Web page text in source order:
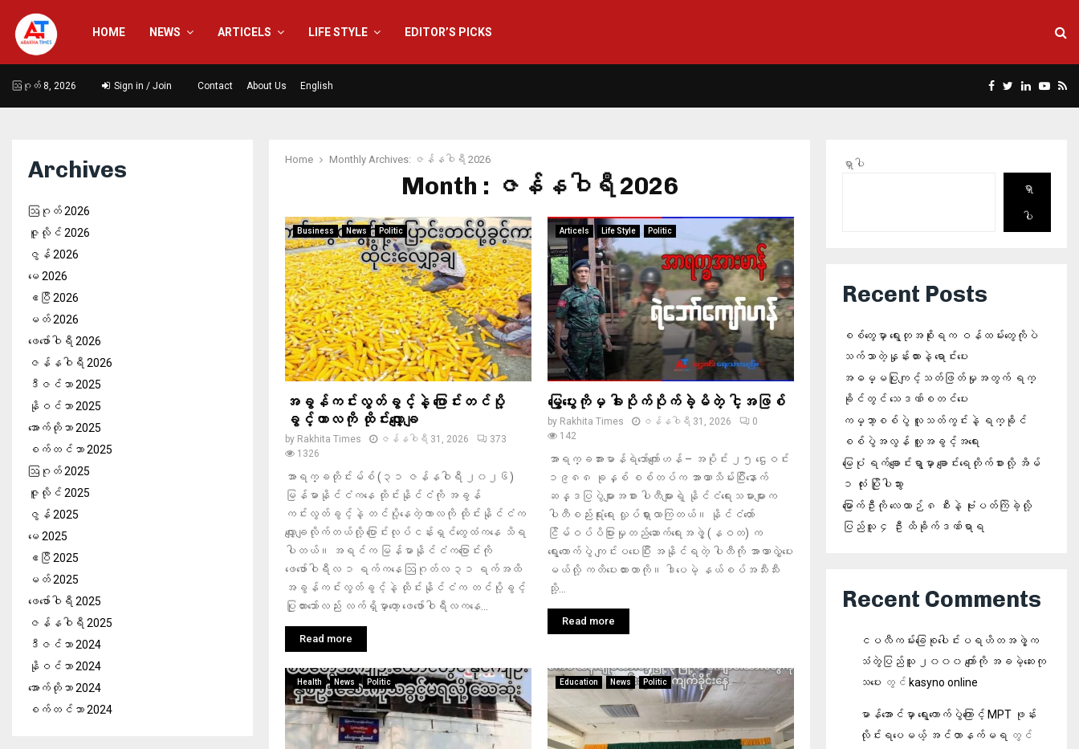
HOME NEWS ARTICELS LIFE STYLE EDITOR’S PICKS
ဩဂုတ် 8, 2026 Sign in / Join Contact About Us English Facebook
Twitter
Linkedin
Home Monthly Archives: ဇန်နဝါရီ 2026
Month : ဇန်နဝါရီ 2026
Business News Politic
အခွန်ကင်းလွတ်ခွင့်နဲ့ ပြောင်းတင်ပို့
ခွင့်ကာလကို ထိုင်းလျှော့ချ
by Rakhita Times ဇန်နဝါရီ 31, 2026
373
1326
အာရက္ခတိုင်းမ်စ် (၃၁ ဇန်နဝါရီ ၂၀၂၆)
မြန်မာနိုင်ငံကနေ ထိုင်းနိုင်ငံကို အခွန်
ကင်းလွတ်ခွင့်နဲ့ တင်ပို့နေတဲ့ကာလကို ထိုင်းနိုင်ငံက
လျှော့ချလိုက်တယ်လို့ ပြောင်းလုပ်ငန်းရှင်တွေထံကနေ သိရ
ပါတယ်။ အရင်က မြန်မာနိုင်ငံကပြောင်းကို
ဖေဖော်ဝါရီလ ၁ ရက်ကနေ ဩဂုတ်လ ၃၁ ရက်အထိ
အခွန်ကင်းလွတ်ခွင့်နဲ့ ထိုင်းနိုင်ငံက တင်ပို့ခွင့်
ပြုထားသော်လည်း လက်ရှိမှာတော့ ဖေဖော်ဝါရီလကနေ...
Read more
Articels Life Style Politic
မြွေပွေးကိုမှ ခါးပိုက်ပိုက်ခဲ့မိတဲ့ ငါ့အဖြစ်
by Rakhita Times ဇန်နဝါရီ 31, 2026
0
142
အာရက္ခအားမာန်ရဲဘော်ကျော်ဟန် – အပိုင်း ၂၅ ဌေးဝင်း
၁၉၈၈ ခုနှစ် စစ်တပ်က အာဏာသိမ်းပြီးနောက်
ဆန္ဒပြပွဲများအစား ပါတီများရဲ့ နိုင်ငံရေးသမားများက
ပါတီစည်းရုံးရေး လှုပ်ရှားလာကြတယ်။ နိုင်ငံတော်
ငြိမ်ဝပ်ပိပြားမှုတည်ဆောက်ရေးအဖွဲ့ (နဝတ) က
ရွေးကောက်ပွဲ ကျင်းပပေးပြီး အနိုင်ရတဲ့ ပါတီကို အာဏာလွှဲပေး
မယ်လို့ ကတိပေးထားတာကို။ ဒါပေမဲ့ နယ်စပ်အသီးသီး
သို့...
Read more
Health News Politic Education News Politic
Archives
ဩဂုတ် 2026
ဇူလိုင် 2026
ဇွန် 2026
မေ 2026
ဧပြီ 2026
မတ် 2026
ဖေ‌ဖော်ဝါရီ 2026
ဇန်နဝါရီ 2026
ဒီဇင်ဘာ 2025
နိုဝင်ဘာ 2025
အောက်တိုဘာ 2025
စက်တင်ဘာ 2025
ဩဂုတ် 2025
ဇူလိုင် 2025
ဇွန် 2025
မေ 2025
ဧပြီ 2025
မတ် 2025
ဖေ‌ဖော်ဝါရီ 2025
ဇန်နဝါရီ 2025
ဒီဇင်ဘာ 2024
နိုဝင်ဘာ 2024
အောက်တိုဘာ 2024
စက်တင်ဘာ 2024
ရှာပါ
ရှာ
ပါ
Recent Posts
စစ်တွေမှာ ရွေးတုအစိုးရက ဝန်ထမ်းတွေကိုပဲ
သက်သာတဲ့နှုန်းထားနဲ့ ရောင်းပေး
အဓမ္မပြုကျင့်သတ်ဖြတ်မှုအတွက် ရက္
ခိုင်တွင် သေဒဏ်စတင်ပေး
ကမ္ဘာ့စစ်ပွဲ လူသတ်ကွင်းနဲ့ ရက္ခိုင်
စစ်ပွဲအလွန် လူ့အခွင့်အရေး
မြေပုံ ရက်ချောင်းရွာမှာ ချောင်းရေတိုက်စားလို့ အိမ်
၁ လုံး ပြိုပါသွား
မြောက်ဦးကို လေယာဉ် ၈ စီးနဲ့ ဗုံးပတ်ကြဲခဲ့လို့
ပြည်သူ ၄ ဦး ထိခိုက်ဒဏ်ရာရ
Recent Comments
ငပလီကမ်းခြေစုပေါင်းပရဟိတအဖွဲ့က
သံတွဲပြည်သူ ၂၀၀၀ ကျော်ကို အခမဲ့ဆေးကု
သပေး တွင် kasyno online
မာန်အောင်မှာ ရွေးကောက်ပွဲကြောင့် MPT ဖုန်း
လိုင်းရပေမယ့် အင်တာနက်မရ တွင်